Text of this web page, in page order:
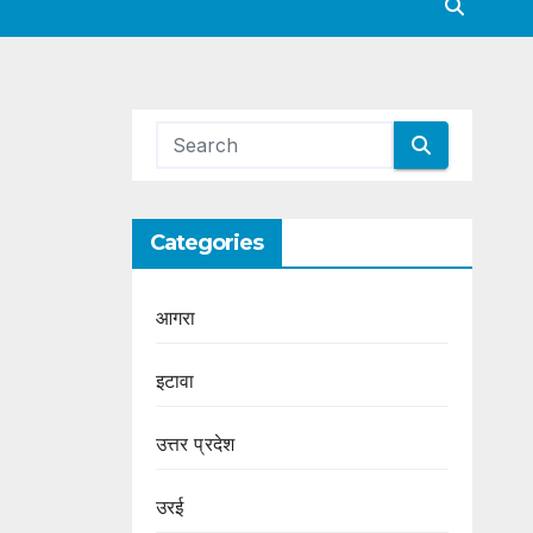
Categories
आगरा
इटावा
उत्तर प्रदेश
उरई